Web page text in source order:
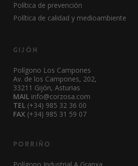
Política de prevención
Política de calidad y medioambiente
Gijón
Polígono Los Campones
Av. de los Campones, 202,
33211 Gijón, Asturias
MAIL info@corzosa.com
TEL (+34) 985 32 36 00
FAX(+34) 985 31 59 07
Porriño